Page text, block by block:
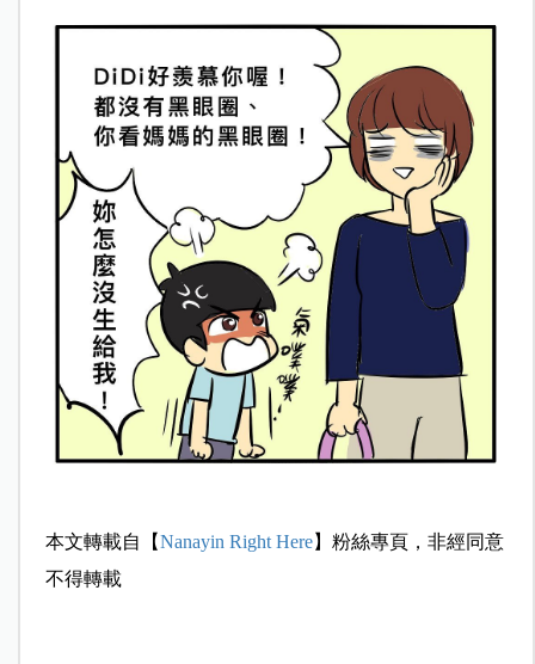
本文轉載自【Nanayin Right Here】粉絲專頁，非經同意
不得轉載